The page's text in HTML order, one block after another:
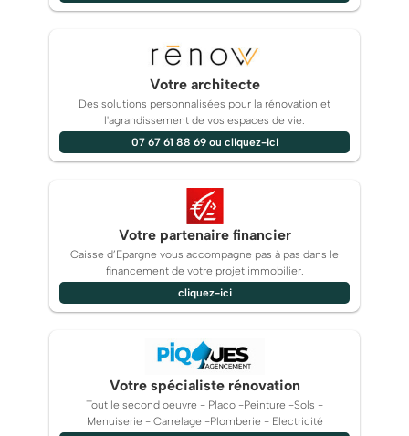
Votre architecte
Des solutions personnalisées pour la rénovation et
l'agrandissement de vos espaces de vie.
07 67 61 88 69 ou cliquez-ici
Votre partenaire financier
Caisse d’Epargne vous accompagne pas à pas dans le
financement de votre projet immobilier.
cliquez-ici
Votre spécialiste rénovation
Tout le second oeuvre - Placo -Peinture -Sols -
Menuiserie - Carrelage -Plomberie - Electricité